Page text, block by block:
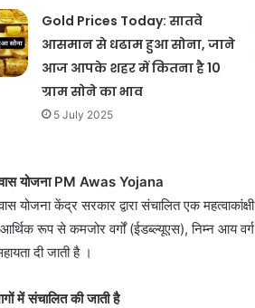
Gold Prices Today: सातवे
आसमान से धढाम हुआ सोना, जाने
आज आपके शहर में कितना है 10
ग्राम सोने का भाव
5 July 2025
योजना PM Awas Yojana
योजना केंद्र सरकार द्वारा संचालित एक
रूप से कमजोर वर्गों (ईडब्ल्यूएस), निम्न आय
दी जाती है ।
में संचालित की जाती है